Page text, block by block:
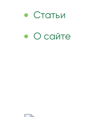
Статьи
О сайте